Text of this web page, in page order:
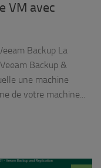
VM avec
Backup La
Backup &
une machine
de votre machine...